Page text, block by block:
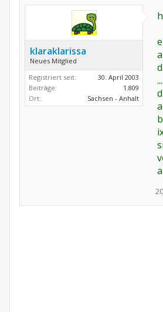
klaraklarissa
Neues Mitglied
Registriert seit:
30. April 2003
Beiträge:
1.809
Ort:
Sachsen - Anhalt